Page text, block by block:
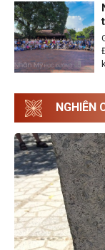
NGHIÊN